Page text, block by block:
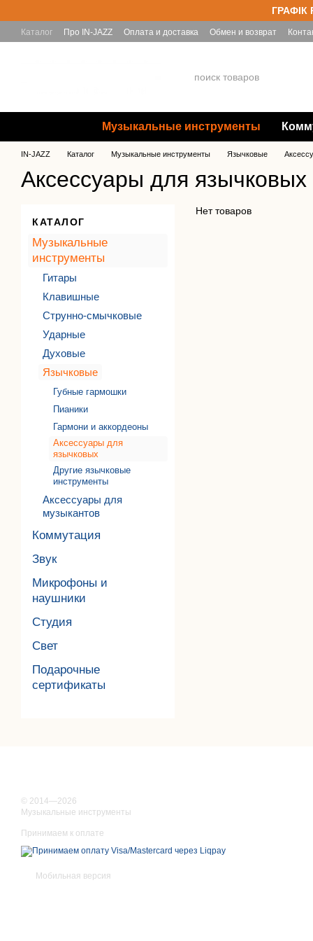
ГРАФІК
Каталог Про IN-JAZZ Оплата и доставка Обмен и возврат
Музыкальные инструменты
IN-JAZZ Каталог Музыкальные инструменты Язычковые
Аксессуары для язычковых
Нет товаров
КАТАЛОГ
Музыкальные
инструменты
Гитары
Клавишные
Струнно-смычковые
Ударные
Духовые
Язычковые
Губные гармошки
Пианики
Гармони и аккордеоны
Аксессуары для
язычковых
Другие язычковые
инструменты
Аксессуары для
музыкантов
Коммутация
Звук
Микрофоны и
наушники
Студия
Свет
Подарочные
сертификаты
© 2014—2026
Музыкальные инструменты
Принимаем к оплате
Мобильная версия